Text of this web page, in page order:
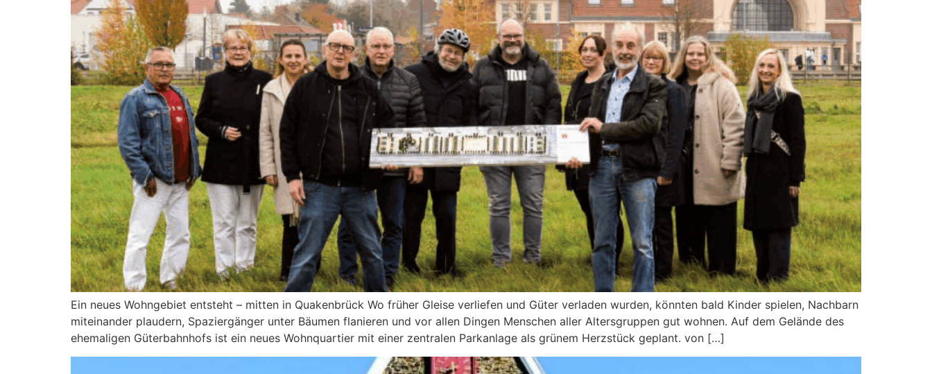
Ein neues Wohngebiet entsteht – mitten in Quakenbrück Wo früher Gleise verliefen und Güter verladen wurden, könnten bald Kinder spielen, Nachbarn
miteinander plaudern, Spaziergänger unter Bäumen flanieren und vor allen Dingen Menschen aller Altersgruppen gut wohnen. Auf dem Gelände des
ehemaligen Güterbahnhofs ist ein neues Wohnquartier mit einer zentralen Parkanlage als grünem Herzstück geplant. von […]